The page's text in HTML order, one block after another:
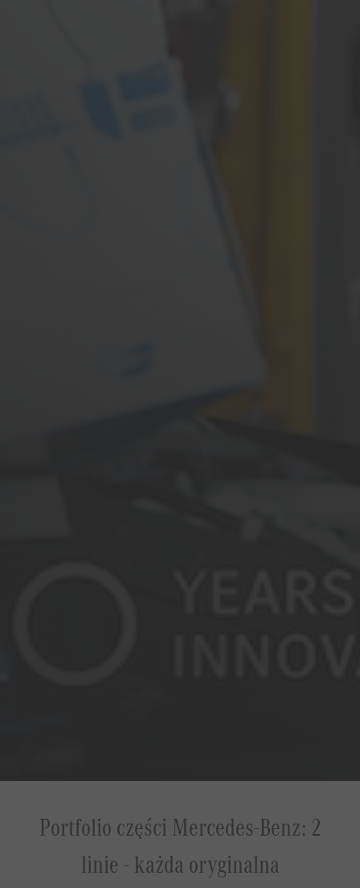
Portfolio części Mercedes-Benz: 2
linie - każda oryginalna